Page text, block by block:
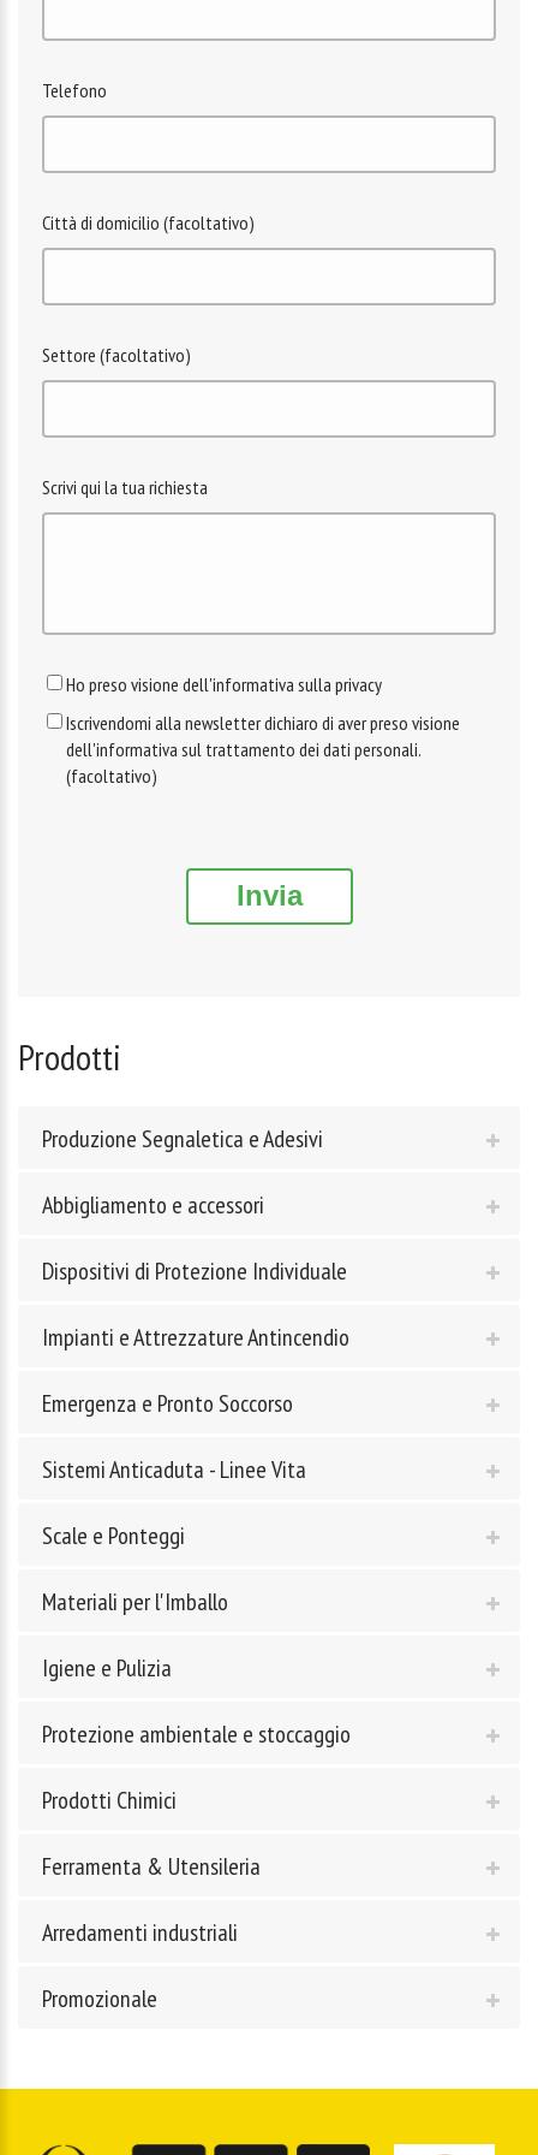
Telefono
Città di domicilio (facoltativo)
Settore (facoltativo)
Scrivi qui la tua richiesta
Ho preso visione dell'informativa sulla privacy
Iscrivendomi alla newsletter dichiaro di aver preso visione
dell'informativa sul trattamento dei dati personali.
(facoltativo)
Invia
Prodotti
Produzione Segnaletica e Adesivi
Abbigliamento e accessori
Dispositivi di Protezione Individuale
Impianti e Attrezzature Antincendio
Emergenza e Pronto Soccorso
Sistemi Anticaduta - Linee Vita
Scale e Ponteggi
Materiali per l'Imballo
Igiene e Pulizia
Protezione ambientale e stoccaggio
Prodotti Chimici
Ferramenta & Utensileria
Arredamenti industriali
Promozionale